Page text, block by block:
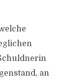
an